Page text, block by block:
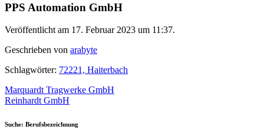
PPS Automation GmbH
Veröffentlicht am 17. Februar 2023 um 11:37.
Geschrieben von arabyte
Schlagwörter: 72221, Haiterbach
Beitragsnavigation
Marquardt Tragwerke GmbH
Reinhardt GmbH
Suche: Berufsbezeichnung